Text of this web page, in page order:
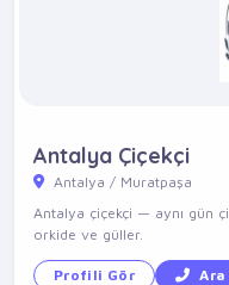
Antalya Çiçekçi
Antalya / Muratpaşa
Antalya çiçekçi — aynı gün
orkide ve güller.
Profili Gör Ara